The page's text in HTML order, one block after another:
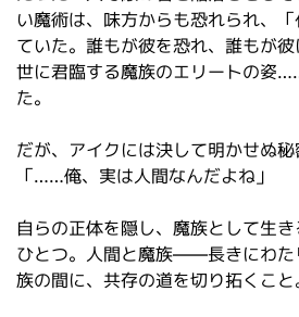
い魔術は、味方からも恐れられ、
ていた。誰もが彼を恐れ、誰もが
世に君臨する魔族のエリートの姿
た。
だが、アイクには決して明かせぬ秘
「……俺、実は人間なんだよね」
自らの正体を隠し、魔族として生
ひとつ。人間と魔族――長きにわた
族の間に、共存の道を切り拓くこと